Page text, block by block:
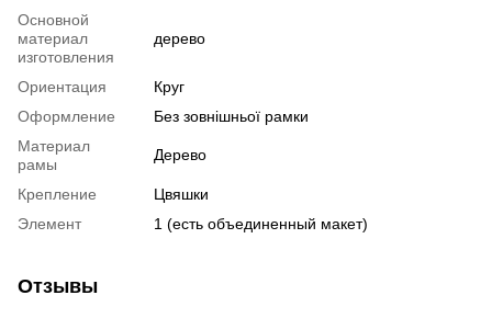
Основной
материал
изготовления
дерево
Ориентация
Круг
Оформление
Без зовнішньої рамки
Материал
рамы
Дерево
Крепление
Цвяшки
Элемент
1 (есть объединенный макет)
Отзывы